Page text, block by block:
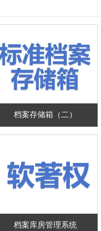
档案存储箱（二）
档案库房管理系统